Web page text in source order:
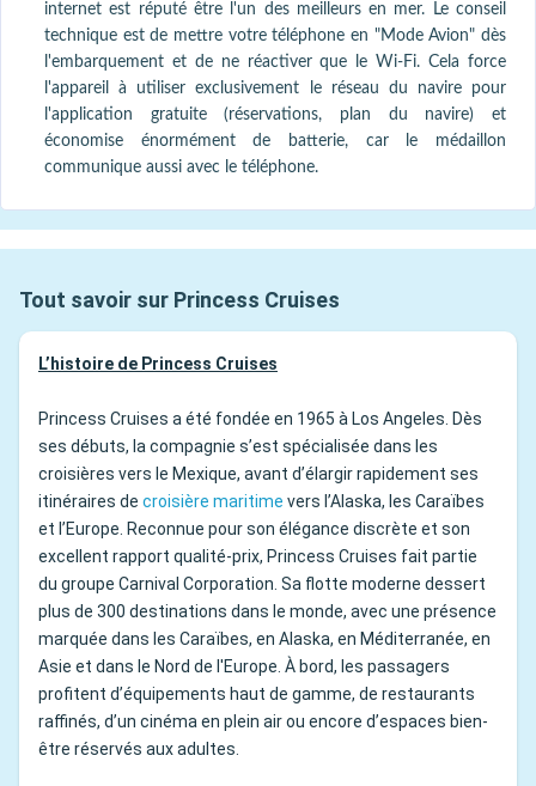
internet est réputé être l'un des meilleurs en mer. Le conseil
technique est de mettre votre téléphone en "Mode Avion" dès
l'embarquement et de ne réactiver que le Wi-Fi. Cela force
l'appareil à utiliser exclusivement le réseau du navire pour
l'application gratuite (réservations, plan du navire) et
économise énormément de batterie, car le médaillon
communique aussi avec le téléphone.
Tout savoir sur Princess Cruises
L’histoire de Princess Cruises
Princess Cruises a été fondée en 1965 à Los Angeles. Dès
ses débuts, la compagnie s’est spécialisée dans les
croisières vers le Mexique, avant d’élargir rapidement ses
itinéraires de croisière maritime vers l’Alaska, les Caraïbes
et l’Europe. Reconnue pour son élégance discrète et son
excellent rapport qualité-prix, Princess Cruises fait partie
du groupe Carnival Corporation. Sa flotte moderne dessert
plus de 300 destinations dans le monde, avec une présence
marquée dans les Caraïbes, en Alaska, en Méditerranée, en
Asie et dans le Nord de l'Europe. À bord, les passagers
profitent d’équipements haut de gamme, de restaurants
raffinés, d’un cinéma en plein air ou encore d’espaces bien-
être réservés aux adultes.